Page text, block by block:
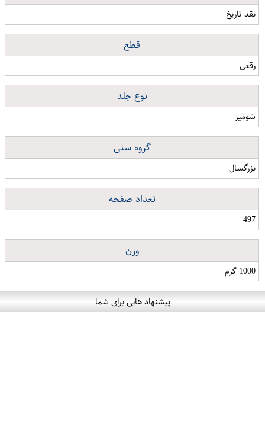
نقد تاریخ
قطع
رقعی
نوع جلد
شومیز
گروه سنی
بزرگسال
تعداد صفحه
497
وزن
1000 گرم
پیشنهاد هایی برای شما